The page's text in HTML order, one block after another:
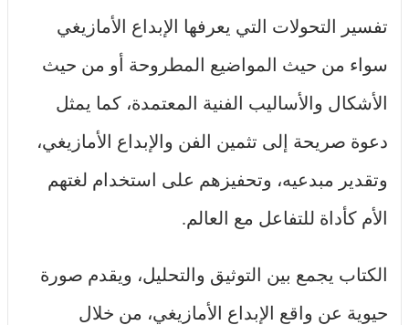
تفسير التحولات التي يعرفها الإبداع الأمازيغي
سواء من حيث المواضيع المطروحة أو من حيث
الأشكال والأساليب الفنية المعتمدة، كما يمثل
دعوة صريحة إلى تثمين الفن والإبداع الأمازيغي،
وتقدير مبدعيه، وتحفيزهم على استخدام لغتهم
الأم كأداة للتفاعل مع العالم.
الكتاب يجمع بين التوثيق والتحليل، ويقدم صورة
حيوية عن واقع الإبداع الأمازيغي، من خلال